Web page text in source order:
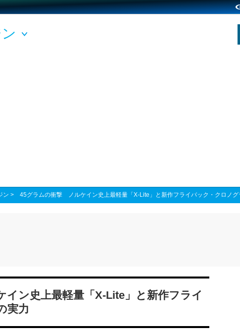
ン > 45グラムの衝撃 ノルケイン史上最軽量「X-Lite」と新作フライバック・クロノグ
ン史上最軽量「X-Lite」と新作フライ
実力